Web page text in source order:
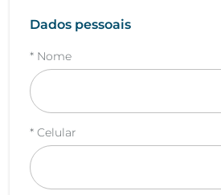
Dados pessoais
* Nome
* Celular